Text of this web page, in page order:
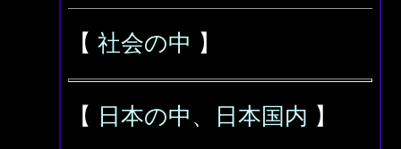
【 社会の中 】
【 日本の中、日本国内 】